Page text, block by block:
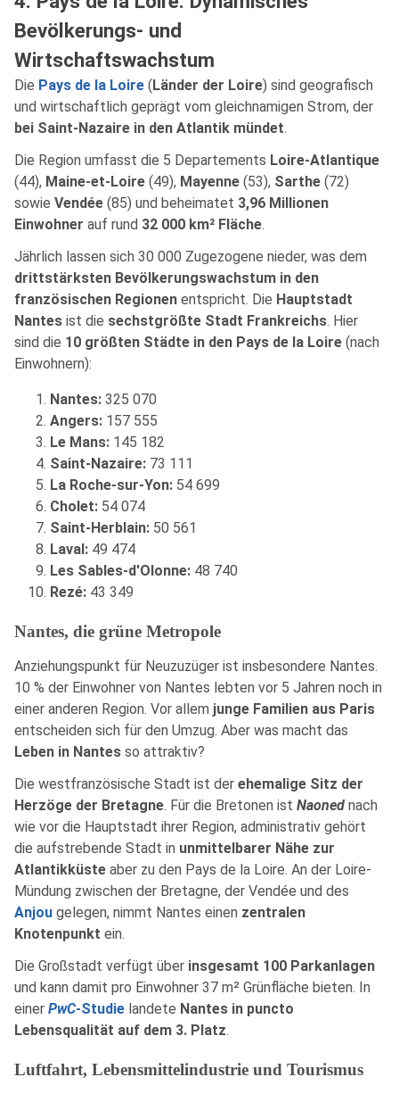
Bevölkerungs- und
Wirtschaftswachstum
Die Pays de la Loire ( Länder der Loire) sind geografisch
und wirtschaftlich geprägt vom gleichnamigen Strom, der
bei Saint-Nazaire in den Atlantik mündet.
Die Region umfasst die 5 Departements Loire-Atlantique
(44), Maine-et-Loire (49), Mayenne (53), Sarthe (72)
sowie Vendée (85) und beheimatet 3,96 Millionen
Einwohner auf rund 32 000 km² Fläche.
Jährlich lassen sich 30 000 Zugezogene nieder, was dem
drittstärksten Bevölkerungswachstum in den
französischen Regionen entspricht. Die Hauptstadt
Nantes ist die sechstgrößte Stadt Frankreichs. Hier
sind die 10 größten Städte in den Pays de la Loire (nach
Einwohnern):
Nantes: 325 070
Angers: 157 555
Le Mans: 145 182
Saint-Nazaire: 73 111
La Roche-sur-Yon: 54 699
Cholet: 54 074
Saint-Herblain: 50 561
Laval: 49 474
Les Sables-d'Olonne: 48 740
Rezé: 43 349
Nantes, die grüne Metropole
Anziehungspunkt für Neuzuzüger ist insbesondere Nantes.
10 % der Einwohner von Nantes lebten vor 5 Jahren noch in
einer anderen Region. Vor allem junge Familien aus Paris
entscheiden sich für den Umzug. Aber was macht das
Leben in Nantes so attraktiv?
Die westfranzösische Stadt ist der ehemalige Sitz der
Herzöge der Bretagne. Für die Bretonen ist Naoned nach
wie vor die Hauptstadt ihrer Region, administrativ gehört
die aufstrebende Stadt in unmittelbarer Nähe zur
Atlantikküste aber zu den Pays de la Loire. An der Loire-
Mündung zwischen der Bretagne, der Vendée und des
Anjou gelegen, nimmt Nantes einen zentralen
Knotenpunkt ein.
Die Großstadt verfügt über insgesamt 100 Parkanlagen
und kann damit pro Einwohner 37 m² Grünfläche bieten. In
einer PwC-Studie landete Nantes in puncto
Lebensqualität auf dem 3. Platz.
Luftfahrt, Lebensmittelindustrie und Tourismus